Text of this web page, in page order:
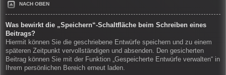
NACH OBEN
Was bewirkt die „Speichern“-Schaltfläche beim Schreiben eines
Beitrags?
Hiermit können Sie die geschriebene Entwürfe speichern und zu einem
späteren Zeitpunkt vervollständigen und absenden. Den gesicherten
Beitrag können Sie mit der Funktion „Gespeicherte Entwürfe verwalten“ in
Ihrem persönlichen Bereich erneut laden.